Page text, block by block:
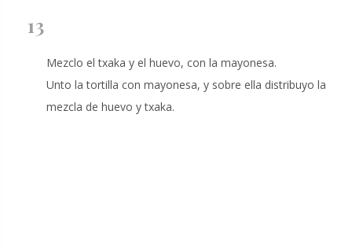
13
Mezclo el txaka y el huevo, con la mayonesa.
Unto la tortilla con mayonesa, y sobre ella distribuyo la
mezcla de huevo y txaka.